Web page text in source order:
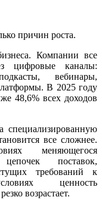
причин роста.
Компании все
цифровые каналы:
вебинары,
В 2025 году
48,6% всех доходов
специализированную
все сложнее.
меняющегося
цепочек поставок,
требований к
ценность
возрастает.